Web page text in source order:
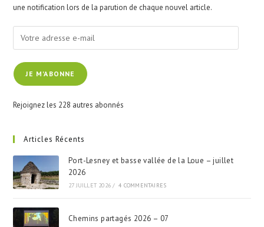
une notification lors de la parution de chaque nouvel article.
Votre
adresse
e-
mailJE M'ABONNE
Rejoignez les 228 autres abonnés
Articles Récents
Port-Lesney et basse vallée de la Loue – juillet
2026
27 JUILLET 2026 / 4 COMMENTAIRES
Chemins partagés 2026 – 07